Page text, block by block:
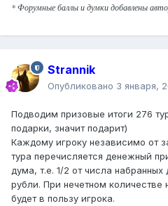
* Форумные баллы и думки добавлены
Strannik
Опубликовано 3 января,
Подводим призовые итоги 276
подарки, значит подарит)
Каждому игроку независимо от
тура перечисляется денежный
дума, т.е. 1/2 от числа
рубли. При нечетном количестве
будет в пользу игрока.